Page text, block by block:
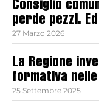
Consiglio
perde pezzi.
27 Marzo 2026
La Regione
formativa
25 Settembre 2025